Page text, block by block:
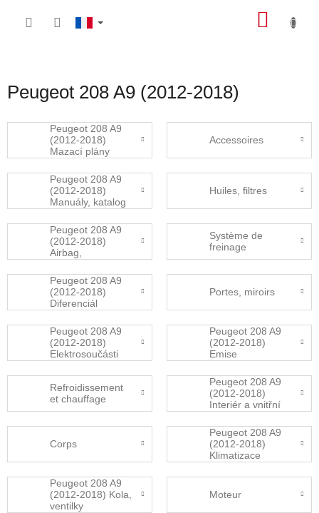
Peugeot 208 A9 (2012-2018)
Peugeot 208 A9
(2012-2018)
Mazací plány
Accessoires
Peugeot 208 A9
(2012-2018)
Manuály, katalog
Huiles, filtres
Peugeot 208 A9
(2012-2018)
Airbag,
pásy
Système de
freinage
Peugeot 208 A9
(2012-2018)
Diferenciál
Portes, miroirs
Peugeot 208 A9
(2012-2018)
Elektrosoučásti
Peugeot 208 A9
(2012-2018)
Emise
Refroidissement
et chauffage
Peugeot 208 A9
(2012-2018)
Interiér a vnitřní
Corps
Peugeot 208 A9
(2012-2018)
Klimatizace
Peugeot 208 A9
(2012-2018) Kola,
ventilky
Moteur